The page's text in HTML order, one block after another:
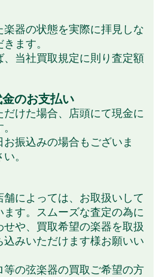
器の状態を実際に拝見しな
ます。
、当社買取規定に則り査定額
のお支払い
けた場合、店頭にて現金に
振込みの場合もございま
。
によっては、お取扱いして
す。スムーズな査定の為に
せや、買取希望の楽器を取扱
込みいただけます様お願いい
等の弦楽器の買取ご希望の方